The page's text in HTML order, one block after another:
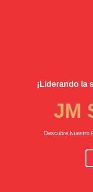
¡Liderando la
JM
Descubre Nuestro